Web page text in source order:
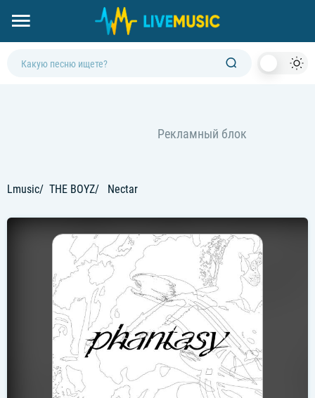
Lmusic THE BOYZ Nectar